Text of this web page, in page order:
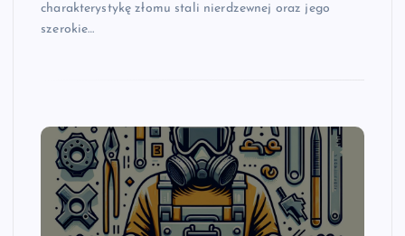
charakterystykę złomu stali nierdzewnej oraz jego
szerokie…